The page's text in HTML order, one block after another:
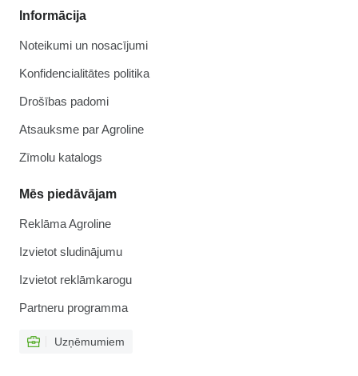
Informācija
Noteikumi un nosacījumi
Konfidencialitātes politika
Drošības padomi
Atsauksme par Agroline
Zīmolu katalogs
Mēs piedāvājam
Reklāma Agroline
Izvietot sludinājumu
Izvietot reklāmkarogu
Partneru programma
Uzņēmumiem